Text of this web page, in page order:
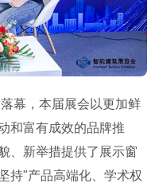
幕，本届展会以更加鲜
和富有成效的品牌推
、新举措提供了展示窗
持"产品高端化、学术权